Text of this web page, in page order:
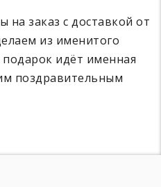
на заказ с доставкой от
из именитого
идёт именная
поздравительным